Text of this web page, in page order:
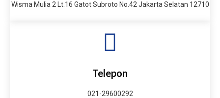
Wisma Mulia 2 Lt.16 Gatot Subroto No.42 Jakarta Selatan 12710
Telepon
021-29600292